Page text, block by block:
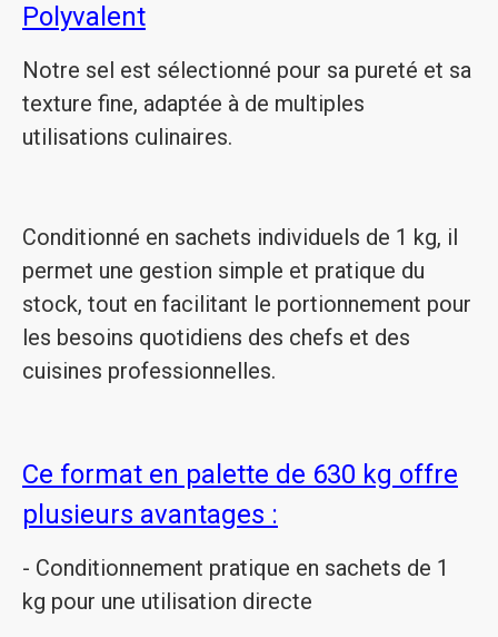
Polyvalent
Notre sel est sélectionné pour sa pureté et sa
texture fine, adaptée à de multiples
utilisations culinaires.
Conditionné en sachets individuels de 1 kg, il
permet une gestion simple et pratique du
stock, tout en facilitant le portionnement pour
les besoins quotidiens des chefs et des
cuisines professionnelles.
Ce format en palette de 630 kg offre
plusieurs avantages :
- Conditionnement pratique en sachets de 1
kg pour une utilisation directe